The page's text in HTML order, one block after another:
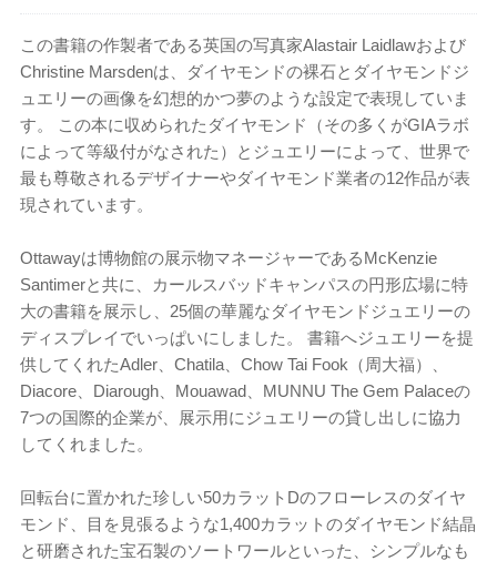
この書籍の作製者である英国の写真家Alastair Laidlawおよび
Christine Marsdenは、ダイヤモンドの裸石とダイヤモンドジ
ュエリーの画像を幻想的かつ夢のような設定で表現していま
す。 この本に収められたダイヤモンド（その多くがGIAラボ
によって等級付がなされた）とジュエリーによって、世界で
最も尊敬されるデザイナーやダイヤモンド業者の12作品が表
現されています。
Ottawayは博物館の展示物マネージャーであるMcKenzie
Santimerと共に、カールスバッドキャンパスの円形広場に特
大の書籍を展示し、25個の華麗なダイヤモンドジュエリーの
ディスプレイでいっぱいにしました。 書籍へジュエリーを提
供してくれたAdler、Chatila、Chow Tai Fook（周大福）、
Diacore、Diarough、Mouawad、MUNNU The Gem Palaceの
7つの国際的企業が、展示用にジュエリーの貸し出しに協力
してくれました。
回転台に置かれた珍しい50カラットDのフローレスのダイヤ
モンド、目を見張るような1,400カラットのダイヤモンド結晶
と研磨された宝石製のソートワールといった、シンプルなも